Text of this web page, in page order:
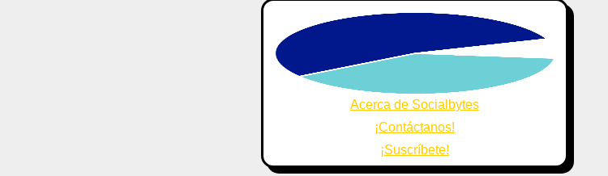
Acerca de Socialbytes
¡Contáctanos!
¡Suscríbete!